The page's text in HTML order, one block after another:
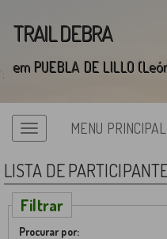
TRAIL DEBRA
em PUEBLA DE LILLO
';
Menu principalMENU PRINCIPAL
LISTA DE
Filtrar
Procurar por: